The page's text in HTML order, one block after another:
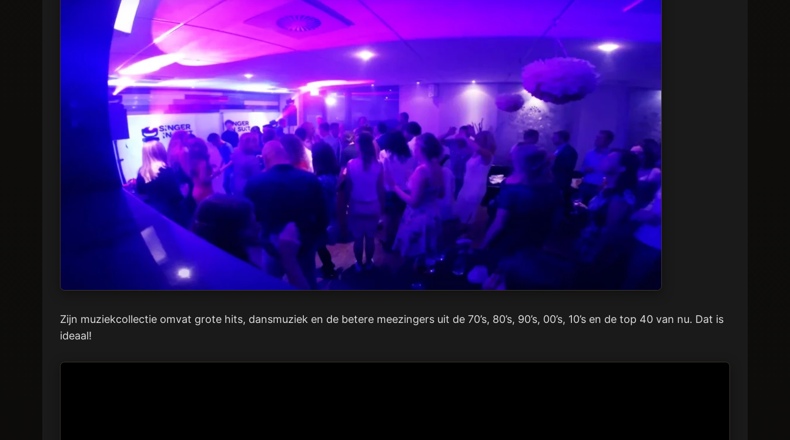
Zijn muziekcollectie omvat grote hits, dansmuziek en de betere meezingers uit de 70’s, 80’s, 90’s, 00’s, 10’s en de top 40 van nu. Dat is
ideaal!